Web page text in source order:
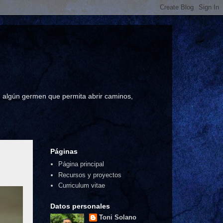
germen que permita abrir caminos,
Páginas
Página principal
Recursos y proyectos
Curriculum vitae
Datos personales
Toni Solano